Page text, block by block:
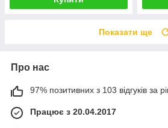
Показати ще
Про нас
97% позитивних з 103 відгуків за
Працює з 20.04.2017